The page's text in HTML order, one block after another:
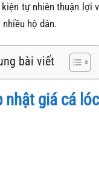
tự nhiên thuận lợi
hộ dân.
bài viết
nhật giá cá